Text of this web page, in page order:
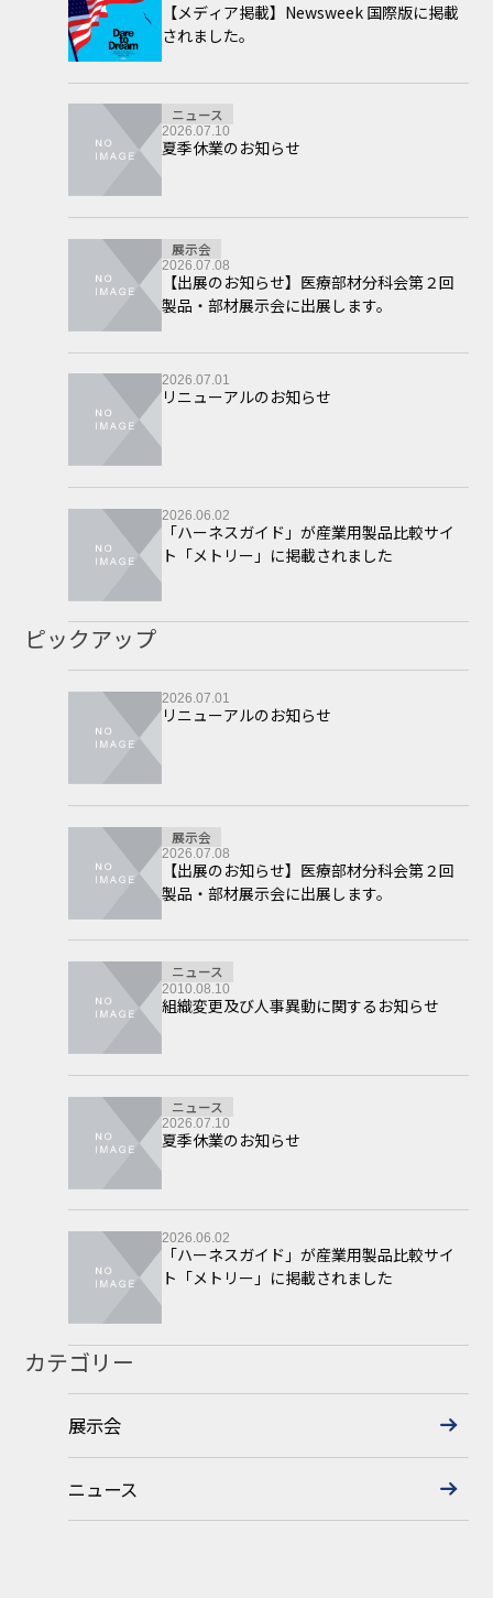
【メディア掲載】Newsweek 国際版に掲載
されました。
ニュース
2026.07.10
夏季休業のお知らせ
展示会
2026.07.08
【出展のお知らせ】医療部材分科会第２回
製品・部材展示会に出展します。
2026.07.01
リニューアルのお知らせ
2026.06.02
「ハーネスガイド」が産業用製品比較サイ
ト「メトリー」に掲載されました
ピックアップ
2026.07.01
リニューアルのお知らせ
展示会
2026.07.08
【出展のお知らせ】医療部材分科会第２回
製品・部材展示会に出展します。
ニュース
2010.08.10
組織変更及び人事異動に関するお知らせ
ニュース
2026.07.10
夏季休業のお知らせ
2026.06.02
「ハーネスガイド」が産業用製品比較サイ
ト「メトリー」に掲載されました
カテゴリー
展示会
ニュース